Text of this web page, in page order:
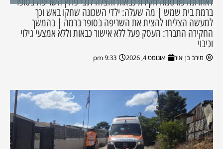
ברמת בית שמש | מה שעלה: ילדי השכונה שחקו באש וכך
למעשה הצליחו להצית את השריפה בסופר ברמה | בהמשך
החקירה התברר: העסק פעל ללא אישור כבאות וללא אמצעי גילוי
וכיבוי
מירב בן יאיר אוגוסט 4, 2026 9:33 pm